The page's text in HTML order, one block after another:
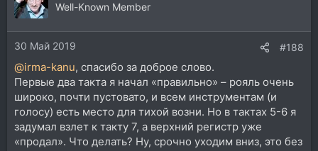
Well-Known Member
30 Май 2019 #188
@irma-kanu, спасибо за доброе слово.
Первые два такта я начал «правильно» – рояль очень
широко, почти пустовато, и всем инструментам (и
голосу) есть место для тихой возни. Но в тактах 5-6 я
задумал взлет к такту 7, а верхний регистр уже
«продал». Что делать? Ну, срочно уходим вниз, это без